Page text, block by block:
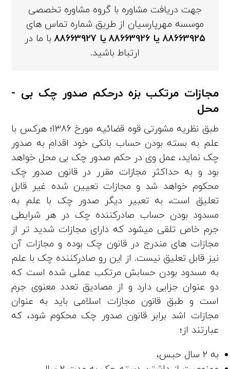
جهت دریافت مشاوره با گروه مشاوره تخصصی
موسسه مهرپارسیان از طریق شماره تماس های
88663925 یا 88663926یا 88663927با ما در
ارتباط باشید.
مجازات مرتکب بزه درحکم صدور چک بی ­
محل
طبق نظریه مشورتی قوه­ قضائیه مورخ 1386؛ هرکس با
علم به بسته بودن حساب بانکی خود اقدام به ­صدور
چک نماید، عمل وی در حکم صدور چک بی­ محل خواهد
بود و به حداکثر مجازات مقرر در قانون صدور چک
محکوم خواهد شد و مجازات تعیین شده غیر قابل
تعلیق است، به ­تعبیر دیگر صدور چک با علم به
مسدود بودن حساب صادرکننده چک در هر شرایطی
جرم خاص تلقی می­شود که دارای مجازات شدید تر از
مجازات ­های مندرج در قانون چک بوده و مجازات آن
نیز قابل تعلیق نیست. از این رو صادرکننده چک با علم
به مسدود بودن حسابش مرتکب عملی شده است که
دو عنوان جزایی دارد و از مصادیق تعدد معنوی جرم
است و طبق قانون مجازات اسلامی باید به عنوان
مجازات اشد برابر قانون صدور چک محکوم شود، که
عبارتند از؛
به 2 سال حبس،